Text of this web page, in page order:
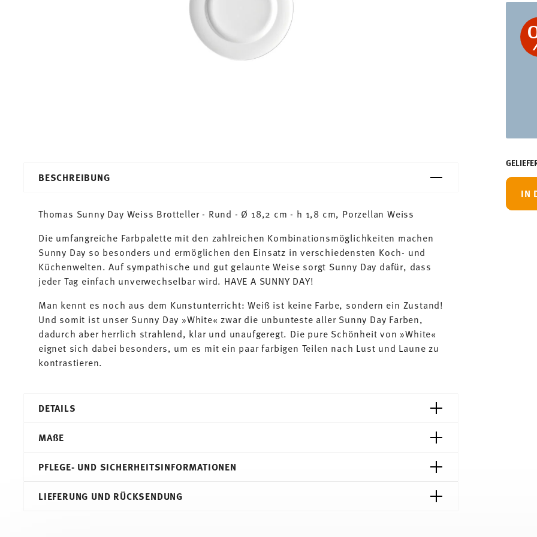
IN
BESCHREIBUNG
Thomas Sunny Day Weiss Brotteller - Rund - Ø 18,2 cm - h 1,8 cm, Porzellan Weiss
Die umfangreiche Farbpalette mit den zahlreichen Kombinationsmöglichkeiten machen
Sunny Day so besonders und ermöglichen den Einsatz in verschiedensten Koch- und
Küchenwelten. Auf sympathische und gut gelaunte Weise sorgt Sunny Day dafür, dass
jeder Tag einfach unverwechselbar wird. HAVE A SUNNY DAY!
Man kennt es noch aus dem Kunstunterricht: Weiß ist keine Farbe, sondern ein Zustand!
Und somit ist unser Sunny Day »White« zwar die unbunteste aller Sunny Day Farben,
dadurch aber herrlich strahlend, klar und unaufgeregt. Die pure Schönheit von »White«
eignet sich dabei besonders, um es mit ein paar farbigen Teilen nach Lust und Laune zu
kontrastieren.
DETAILS
Porzellan
10850-800001-10218
MAßE
18,20 cm
PFLEGE- UND SICHERHEITSINFORMATIONEN
LIEFERUNG UND RÜCKSENDUNG